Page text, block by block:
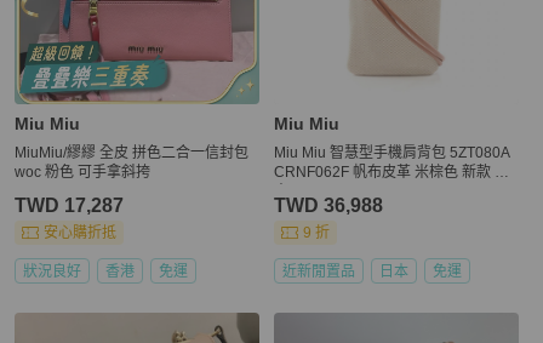
Miu Miu
MiuMiu/繆繆 全皮 拼色二合一信封包
woc 粉色 可手拿斜挎
TWD 17,287
安心購折抵
狀況良好 香港 免運
Miu Miu
Miu Miu 智慧型手機肩背包 5ZT080A
CRNF062F 帆布皮革 米棕色 新款 女
TWD 36,988
9 折
近新閒置品 日本 免運